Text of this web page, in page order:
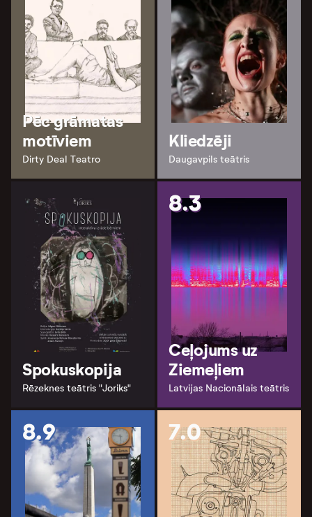
Pēc grāmatas
motīviem
Dirty Deal Teatro
Kliedzēji
Daugavpils teātris
Spokuskopija
Rēzeknes teātris "Joriks"
8.3
Ceļojums uz
Ziemeļiem
Latvijas Nacionālais teātris
8.9 7.0